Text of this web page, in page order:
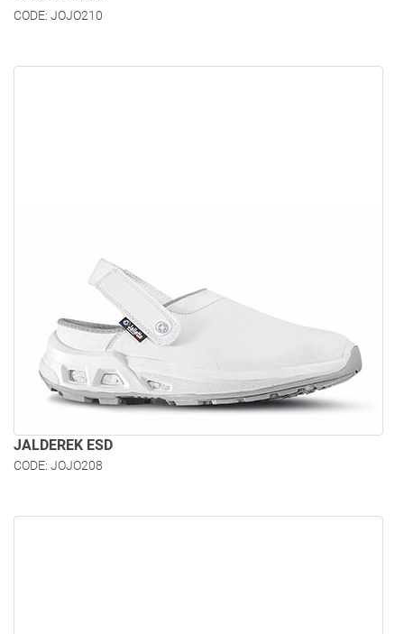
CODE: JOJO210
JALDEREK ESD
CODE: JOJO208